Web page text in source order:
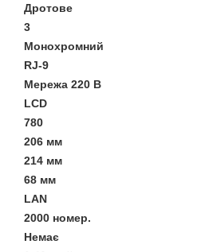
Дротове
3
Монохромний
RJ-9
Мережа 220 В
LCD
780
206 мм
214 мм
68 мм
LAN
2000 номер.
Немає